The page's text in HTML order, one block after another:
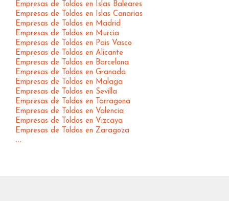
Empresas de Toldos en Islas Baleares
Empresas de Toldos en Islas Canarias
Empresas de Toldos en Madrid
Empresas de Toldos en Murcia
Empresas de Toldos en Pais Vasco
Empresas de Toldos en Alicante
Empresas de Toldos en Barcelona
Empresas de Toldos en Granada
Empresas de Toldos en Malaga
Empresas de Toldos en Sevilla
Empresas de Toldos en Tarragona
Empresas de Toldos en Valencia
Empresas de Toldos en Vizcaya
Empresas de Toldos en Zaragoza
...